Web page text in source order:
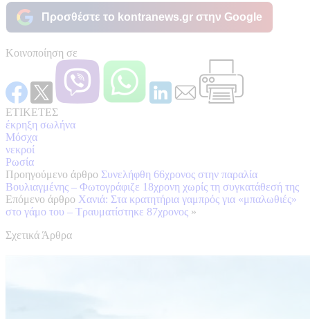
Προσθέστε το kontranews.gr στην Google
Κοινοποίηση σε
ΕΤΙΚΕΤΕΣ
έκρηξη σωλήνα
Μόσχα
νεκροί
Ρωσία
Προηγούμενο άρθρο Συνελήφθη 66χρονος στην παραλία
Βουλιαγμένης – Φωτογράφιζε 18χρονη χωρίς τη συγκατάθεσή της
Επόμενο άρθρο Χανιά: Στα κρατητήρια γαμπρός για «μπαλωθιές»
στο γάμο του – Τραυματίστηκε 87χρονος »
Σχετικά Άρθρα